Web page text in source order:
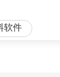
软件